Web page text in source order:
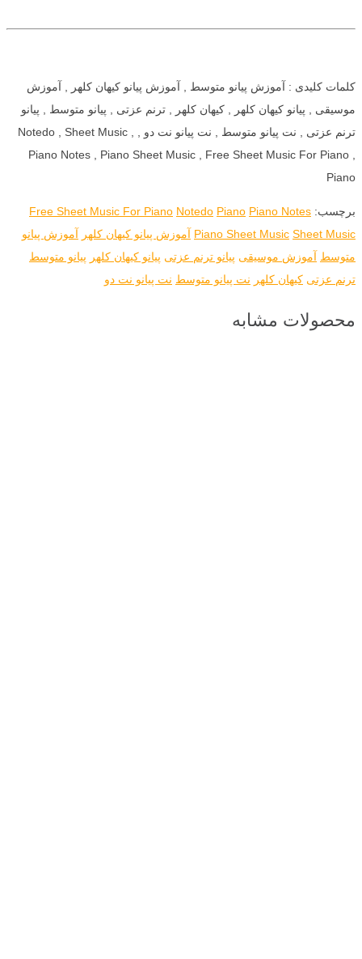
کلمات کلیدی : آموزش پیانو متوسط , آموزش پیانو کیهان کلهر , آموزش
موسیقی , پیانو کیهان کلهر , کیهان کلهر , ترنم عزتی , پیانو متوسط , پیانو
ترنم عزتی , نت پیانو متوسط , نت پیانو نت دو , Notedo , Sheet Music ,
Piano Notes , Piano Sheet Music , Free Sheet Music For Piano ,
Piano
برچسب: Free Sheet Music For Piano Notedo Piano Piano Notes
Piano Sheet Music Sheet Music آموزش پیانو کیهان کلهر آموزش پیانو
متوسط آموزش موسیقی پیانو ترنم عزتی پیانو کیهان کلهر پیانو متوسط
ترنم عزتی کیهان کلهر نت پیانو متوسط نت پیانو نت دو
محصولات مشابه